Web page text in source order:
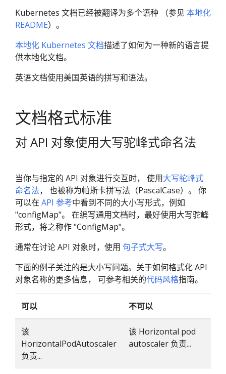
Kubernetes 文档已经被翻译为多个语种 （参见 本地化
README）。
本地化 Kubernetes 文档描述了如何为一种新的语言提
供本地化文档。
英语文档使用美国英语的拼写和语法。
文档格式标准
对 API 对象使用大写驼峰式命名法
当你与指定的 API 对象进行交互时， 使用大写驼峰式
命名法， 也被称为帕斯卡拼写法（PascalCase）。 你
可以在 API 参考中看到不同的大小写形式，例如
"configMap"。 在编写通用文档时，最好使用大写驼峰
形式，将之称作 "ConfigMap"。
通常在讨论 API 对象时，使用 句子式大写。
下面的例子关注的是大小写问题。关于如何格式化 API
对象名称的更多信息， 可参考相关的代码风格指南。
可以 不可以
该
HorizontalPodAutoscaler
负责...
该 Horizontal pod
autoscaler 负责...